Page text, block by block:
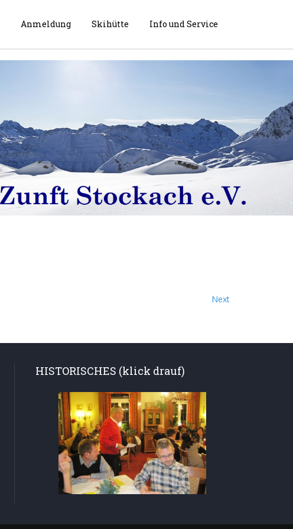
Anmeldung Skihütte Info und Service
Next
HISTORISCHES (klick drauf)